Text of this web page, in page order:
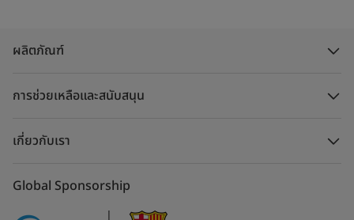
ผลิตภัณฑ์
การช่วยเหลือและสนับสนุน
เกี่ยวกับเรา
Global Sponsorship